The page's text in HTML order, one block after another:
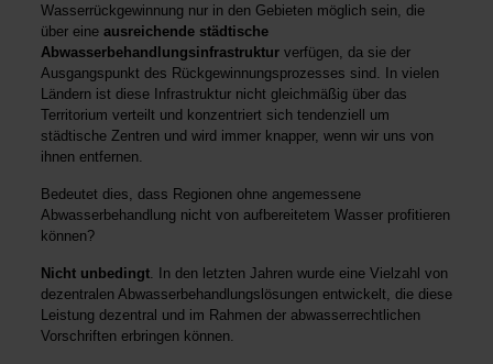
Wasserrückgewinnung nur in den Gebieten möglich sein, die
über eine ausreichende städtische
Abwasserbehandlungsinfrastrukturverfügen, da sie der
Ausgangspunkt des Rückgewinnungsprozesses sind. In vielen
Ländern ist diese Infrastruktur nicht gleichmäßig über das
Territorium verteilt und konzentriert sich tendenziell um
städtische Zentren und wird immer knapper, wenn wir uns von
ihnen entfernen.
Bedeutet dies, dass Regionen ohne angemessene
Abwasserbehandlung nicht von aufbereitetem Wasser profitieren
können?
Nicht unbedingt. In den letzten Jahren wurde eine Vielzahl von
dezentralen Abwasserbehandlungslösungen entwickelt, die diese
Leistung dezentral und im Rahmen der abwasserrechtlichen
Vorschriften erbringen können.